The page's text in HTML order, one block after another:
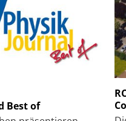
Best ofmit Super-